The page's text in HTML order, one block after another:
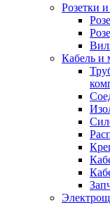
Розетки
Кабель и